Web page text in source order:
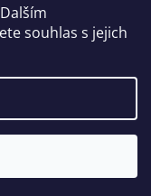
souhlas s jejich
práva